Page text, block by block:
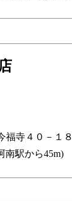
福寺４０－１８
南駅から45m)